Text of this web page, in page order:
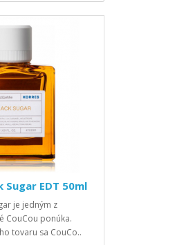
Sugar EDT 50ml
je jedným z
CouCou ponúka.
tovaru sa CouCo..